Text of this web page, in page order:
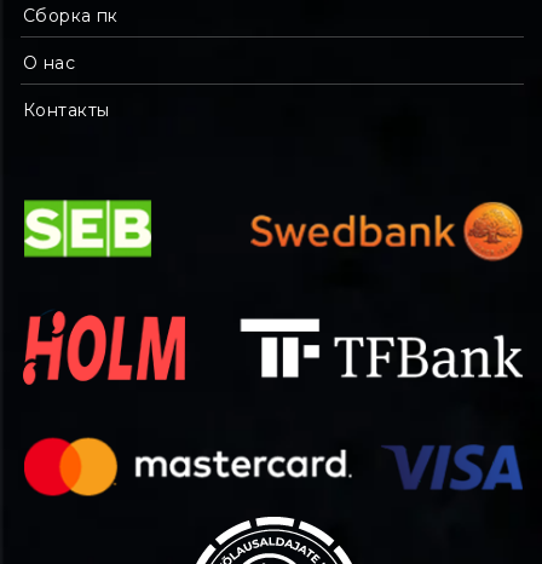
Сборка пк
О нас
Контакты